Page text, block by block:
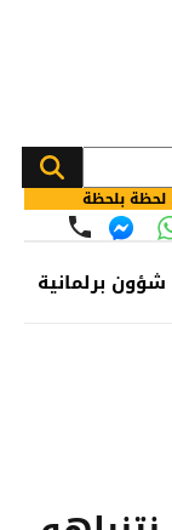
لحظة بلحظة
شؤون برلمانية